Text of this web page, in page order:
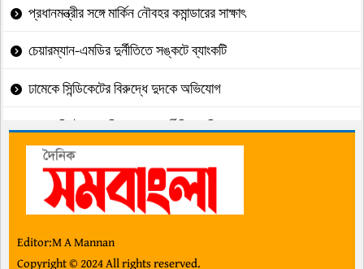
প্রধানমন্ত্রীর সঙ্গে মার্কিন নৌবহর কমান্ডারের সাক্ষাৎ
চেয়ারম্যান-এমডির দুর্নীতিতে সঙ্কটে ব্যাংকটি
ঢামেকে সিন্ডিকেটের বিরুদ্ধে দুদকে অভিযোগ
সাব-রেজিস্ট্রারের বিরুদ্ধে ঘুষ,দুর্নীতির অভিযোগ
আদর্শ, সংগ্রাম ও মানবসেবার প্রতিচ্ছবি মাসুদ
বসুন্দিয়া ভূমি অফিস এখন ঘুষের অভায়রণ্য !
জুলাই আন্দোলন ফরাসি বিপ্লবের প্রতিচ্ছবি: রিজভী
Editor:M A Mannan
Copyright © 2024 All rights reserved.